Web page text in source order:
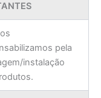
pela
instalação